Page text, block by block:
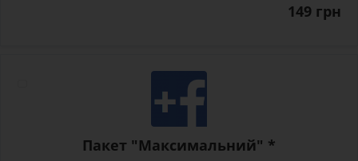
149 грн
Пакет "Максимальний" *